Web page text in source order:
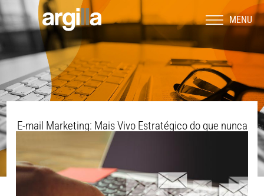
MENU
E-mail Marketing: Mais Vivo Estratégico do que nunca